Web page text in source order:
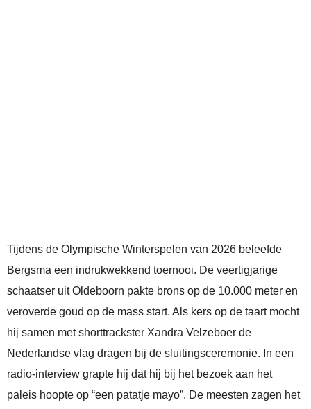
Tijdens de Olympische Winterspelen van 2026 beleefde
Bergsma een indrukwekkend toernooi. De veertigjarige
schaatser uit Oldeboorn pakte brons op de 10.000 meter en
veroverde goud op de mass start. Als kers op de taart mocht
hij samen met shorttrackster Xandra Velzeboer de
Nederlandse vlag dragen bij de sluitingsceremonie. In een
radio-interview grapte hij dat hij bij het bezoek aan het
paleis hoopte op “een patatje mayo”. De meesten zagen het